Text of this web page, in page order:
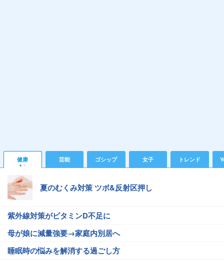
健康 芸能 ゴシップ 女子 トレンド
夏のむくみ対策 ツボ&反射区押し
紫外線対策がビタミンD不足に
母が娘に減量強要→家庭内別居へ
睡眠時の悩みを解消する過ごし方